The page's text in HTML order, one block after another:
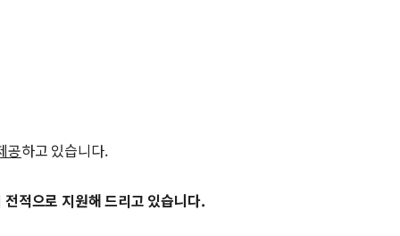
공하고 있습니다.
적으로 지원해 드리고 있습니다.